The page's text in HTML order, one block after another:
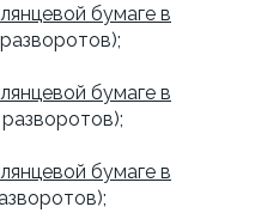
бумаге в
бумаге в
бумаге в